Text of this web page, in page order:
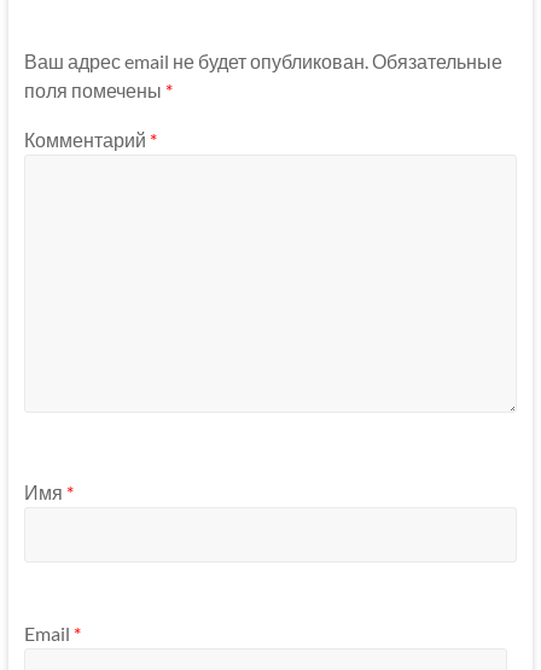
Ваш адрес email не будет опубликован. Обязательные
поля помечены *
Комментарий *
Имя *
Email *